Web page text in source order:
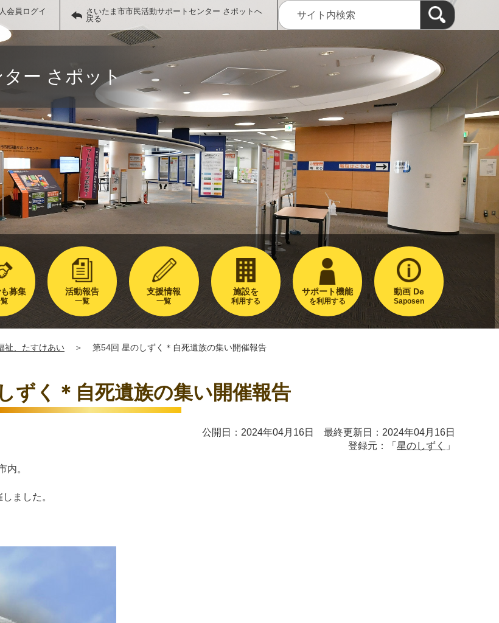
会員ログイ
さいたま市市民活動サポートセンター さポットへ
戻る
ー さポット
募集 活動報告
一覧
支援情報
一覧
施設を
利用する
サポート機能
を利用する
動画 De
Saposen
祉、たすけあい ＞ 第54回 星のしずく＊自死遺族の集い開催報告
ずく＊自死遺族の集い開催報告
公開日：2024年04月16日 最終更新日：2024年04月16日
登録元：「 星のしずく 」
内。
ました。